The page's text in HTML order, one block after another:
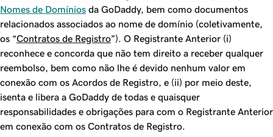
Nomes de Domínios da GoDaddy, bem como documentos
relacionados associados ao nome de domínio (coletivamente,
os “Contratos de Registro”). O Registrante Anterior (i)
reconhece e concorda que não tem direito a receber qualquer
reembolso, bem como não lhe é devido nenhum valor em
conexão com os Acordos de Registro, e (ii) por meio deste,
isenta e libera a GoDaddy de todas e quaisquer
responsabilidades e obrigações para com o Registrante Anterior
em conexão com os Contratos de Registro.